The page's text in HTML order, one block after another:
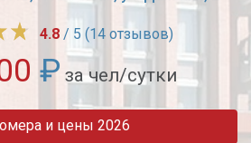
4.8 / 5 (14 отзывов)
₽ за чел/сутки
и цены 2026